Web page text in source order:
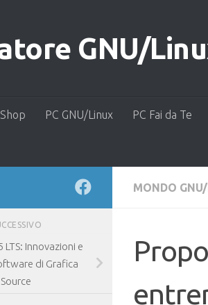
GNU/
PC GNU/Linux PC Fai da Te
MONDO
Innovazioni e
di Grafica